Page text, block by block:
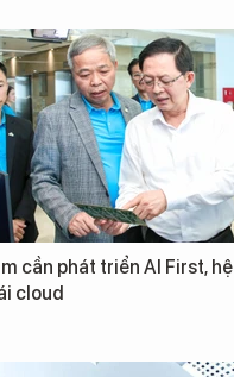
cần phát triển AI First, hệ
cloud